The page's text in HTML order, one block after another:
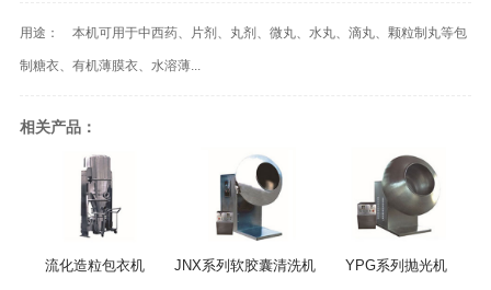
用途： 本机可用于中西药、片剂、丸剂、微丸、水丸、滴丸、颗粒制丸等包
制糖衣、有机薄膜衣、水溶薄...
相关产品：
流化造粒包衣机 JNX系列软胶囊清洗机 YPG系列抛光机